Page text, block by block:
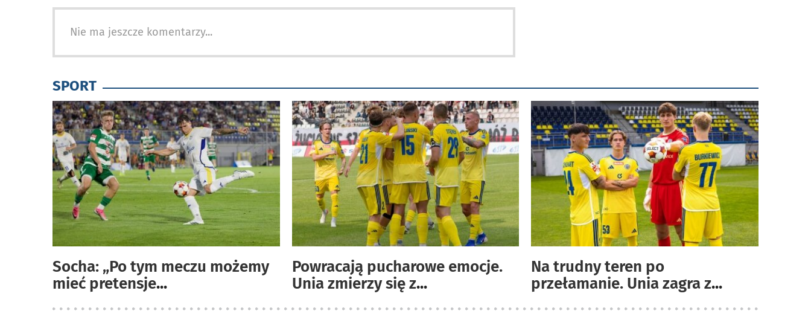
Nie ma jeszcze komentarzy...
SPORT
Socha: „Po tym meczu możemy
mieć pretensje...
Powracają pucharowe emocje.
Unia zmierzy się z...
Na trudny teren po
przełamanie. Unia zagra z...